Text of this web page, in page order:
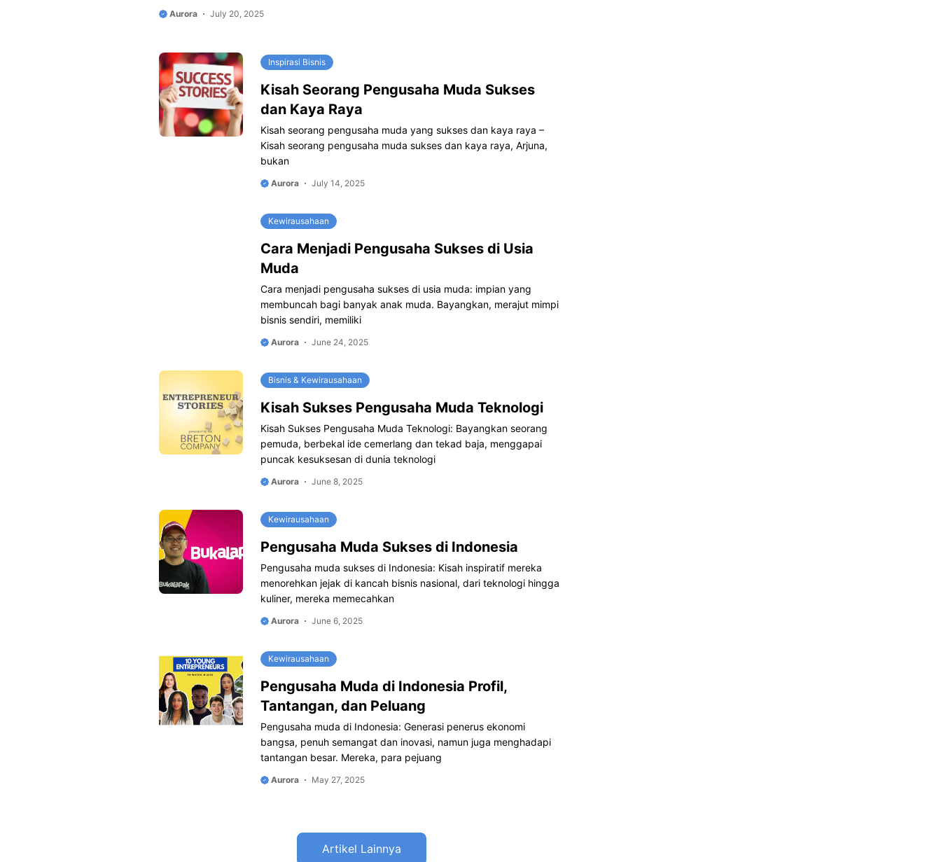
Aurora July 20, 2025
Inspirasi Bisnis
Kisah Seorang Pengusaha Muda Sukses
dan Kaya Raya
Kisah seorang pengusaha muda yang sukses dan kaya raya –
Kisah seorang pengusaha muda sukses dan kaya raya, Arjuna,
bukan
Aurora July 14, 2025
Kewirausahaan
Cara Menjadi Pengusaha Sukses di Usia
Muda
Cara menjadi pengusaha sukses di usia muda: impian yang
membuncah bagi banyak anak muda. Bayangkan, merajut mimpi
bisnis sendiri, memiliki
Aurora June 24, 2025
Bisnis & Kewirausahaan
Kisah Sukses Pengusaha Muda Teknologi
Kisah Sukses Pengusaha Muda Teknologi: Bayangkan seorang
pemuda, berbekal ide cemerlang dan tekad baja, menggapai
puncak kesuksesan di dunia teknologi
Aurora June 8, 2025
Kewirausahaan
Pengusaha Muda Sukses di Indonesia
Pengusaha muda sukses di Indonesia: Kisah inspiratif mereka
menorehkan jejak di kancah bisnis nasional, dari teknologi hingga
kuliner, mereka memecahkan
Aurora June 6, 2025
Kewirausahaan
Pengusaha Muda di Indonesia Profil,
Tantangan, dan Peluang
Pengusaha muda di Indonesia: Generasi penerus ekonomi
bangsa, penuh semangat dan inovasi, namun juga menghadapi
tantangan besar. Mereka, para pejuang
Aurora May 27, 2025
Artikel Lainnya